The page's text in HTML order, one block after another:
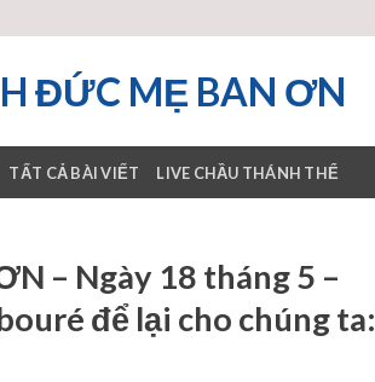
ĐỨC MẸ BAN ƠN
TẤT CẢ BÀI VIẾT LIVE CHẦU THÁNH THỂ
– Ngày 18 tháng 5 –
để lại cho chúng ta: